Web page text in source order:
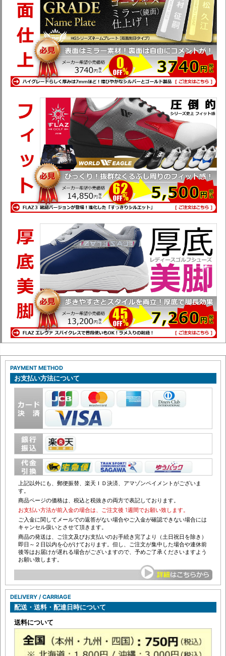
PAYMENT METHOD
お支払い方法について
上記以外にも、郵便振替、楽天ＩＤ決済、アマゾンペイメントがございま
す。
商品ページの価格は、税込と税抜きの両方で表記しております。
お支払い方法が前入金の場合は、ご注文後 1週間でお願い致します。
ご入金に関してメールでの返答がない場合やご入金が確認できない場合には
キャンセル扱いとさせて頂きます。
商品の発送は、ご注文及びお支払いのお手続き完了より（土日祝日を除き）
即日～２日以内を心がけております。但し、ご注文が集中した場合や連休前
後等はお届けが遅れる場合がございますので、予めご了承くださいますよう
お願い致します。
DELIVERY / CARRIAGE
配送・送料・配達日時について
送料について